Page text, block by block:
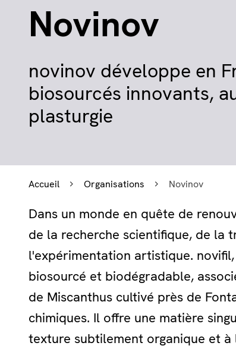
Novinov
novinov développe en
biosourcés innovants,
plasturgie
Accueil Organisations Novinov
Dans un monde en quête de
de la recherche scientifique, de la
l'expérimentation artistique.
biosourcé et biodégradable,
de Miscanthus cultivé près de
chimiques. Il offre une matière
texture subtilement organique et